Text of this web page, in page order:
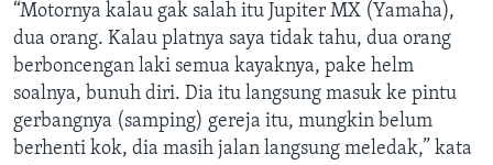
“Motornya kalau gak salah itu Jupiter MX (Yamaha),
dua orang. Kalau platnya saya tidak tahu, dua orang
berboncengan laki semua kayaknya, pake helm
soalnya, bunuh diri. Dia itu langsung masuk ke pintu
gerbangnya (samping) gereja itu, mungkin belum
berhenti kok, dia masih jalan langsung meledak,” kata